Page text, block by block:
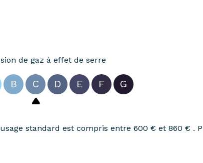
de gaz à effet de serre
B C D E F G
standard est compris entre 600 € et 860 € .